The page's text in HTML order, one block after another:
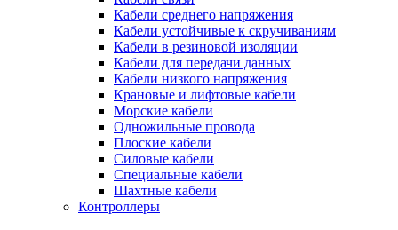
Кабели среднего напряжения
Кабели устойчивые к скручиваниям
Кабели в резиновой изоляции
Кабели для передачи данных
Кабели низкого напряжения
Крановые и лифтовые кабели
Морские кабели
Одножильные провода
Плоские кабели
Силовые кабели
Специальные кабели
Шахтные кабели
Контроллеры